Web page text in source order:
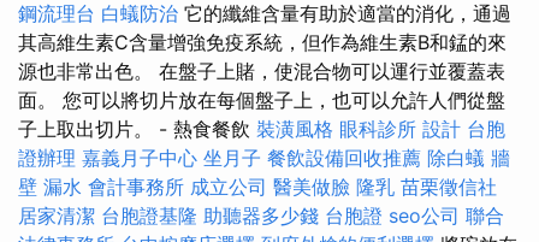
鋼流理台 白蟻防治 它的纖維含量有助於適當的消化，通過
其高維生素C含量增強免疫系統，但作為維生素B和錳的來
源也非常出色。 在盤子上賭，使混合物可以運行並覆蓋表
面。 您可以將切片放在每個盤子上，也可以允許人們從盤
子上取出切片。 - 熱食餐飲 裝潢風格 眼科診所 設計 台胞
證辦理 嘉義月子中心 坐月子 餐飲設備回收推薦 除白蟻 牆
壁 漏水 會計事務所 成立公司 醫美做臉 隆乳 苗栗徵信社
居家清潔 台胞證基隆 助聽器多少錢 台胞證 seo公司 聯合